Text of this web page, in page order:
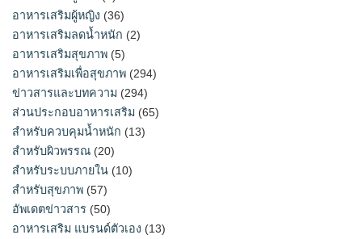
อาหารเสริมผู้หญิง (36)
อาหารเสริมลดน้ำหนัก (2)
อาหารเสริมสุขภาพ (5)
อาหารเสริมเพื่อสุขภาพ (294)
ข่าวสารและบทความ (294)
ส่วนประกอบอาหารเสริม (65)
สำหรับควบคุมน้ำหนัก (13)
สำหรับผิวพรรณ (20)
สำหรับระบบภายใน (10)
สำหรับสุขภาพ (57)
อัพเดตข่าวสาร (50)
อาหารเสริม แบรนด์ตัวเอง (13)